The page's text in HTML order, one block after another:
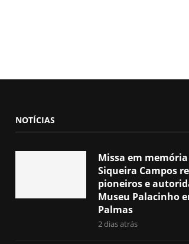
NOTÍCIAS
Missa em
Siqueira Campos
pioneiros e
Museu Palacinho
Palmas
2 dias atrás